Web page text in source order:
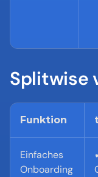
Splitwise
Funktion
Einfaches
Onboarding